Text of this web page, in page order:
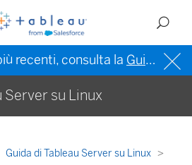
recenti, consulta la Guida di Tableau in inglese (Stati Uniti)
Server su Linux
Guida di Tableau Server su Linux